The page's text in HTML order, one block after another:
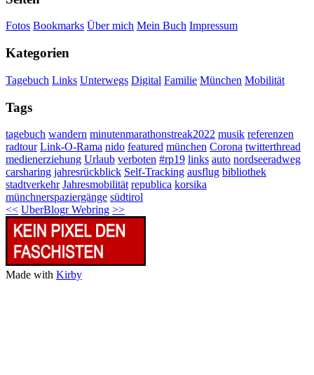
Fotos Bookmarks Über mich Mein Buch Impressum
Kategorien
Tagebuch Links Unterwegs Digital Familie München Mobilität
Tags
tagebuch wandern minutenmarathonstreak2022 musik referenzen
radtour Link-O-Rama nido featured münchen Corona twitterthread
medienerziehung Urlaub verboten #rp19 links auto nordseeradweg
carsharing jahresrückblick Self-Tracking ausflug bibliothek
stadtverkehr Jahresmobilität republica korsika
münchnerspaziergänge südtirol
<< UberBlogr Webring >>
Made with Kirby